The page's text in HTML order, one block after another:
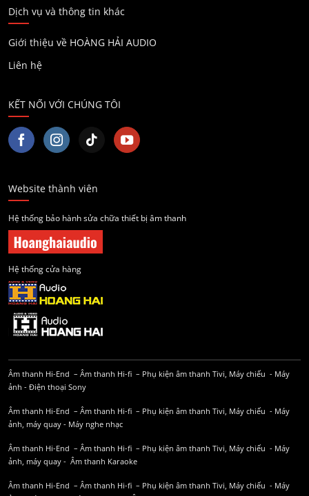
Dịch vụ và thông tin khác
Giới thiệu về HOÀNG HẢI AUDIO
Liên hệ
KẾT NỐI VỚI CHÚNG TÔI
Website thành viên
Hệ thống bảo hành sửa chữa thiết bị âm thanh
Hệ thống cửa hàng
Âm thanh Hi-End – Âm thanh Hi-fi – Phụ kiện âm thanh Tivi, Máy chiếu - Máy
ảnh - Điện thoại Sony
Âm thanh Hi-End – Âm thanh Hi-fi – Phụ kiện âm thanh Tivi, Máy chiếu - Máy
ảnh, máy quay - Máy nghe nhạc
Âm thanh Hi-End – Âm thanh Hi-fi – Phụ kiện âm thanh Tivi, Máy chiếu - Máy
ảnh, máy quay - Âm thanh Karaoke
Âm thanh Hi-End – Âm thanh Hi-fi – Phụ kiện âm thanh Tivi, Máy chiếu - Máy